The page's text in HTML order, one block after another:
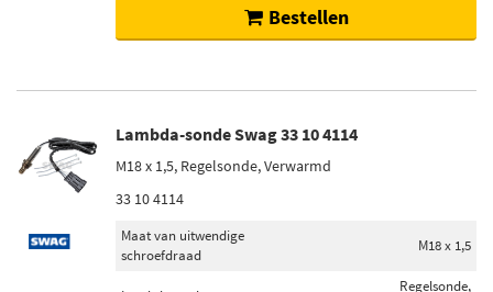
Bestellen
Lambda-sonde Swag 33 10 4114
M18 x 1,5, Regelsonde, Verwarmd
33 10 4114
Maat van uitwendige
schroefdraad
M18 x 1,5
Regelsonde,